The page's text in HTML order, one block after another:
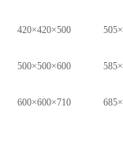
420×420×500
500×500×600
600×600×710